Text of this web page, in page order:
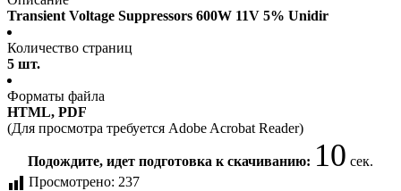
Transient Voltage Suppressors 600W 11V 5% Unidir
Количество страниц
5 шт.
Форматы файла
HTML, PDF
(Для просмотра требуется Adobe Acrobat Reader)
Подождите, идет подготовка к скачиванию: 10 сек.
Просмотрено: 237